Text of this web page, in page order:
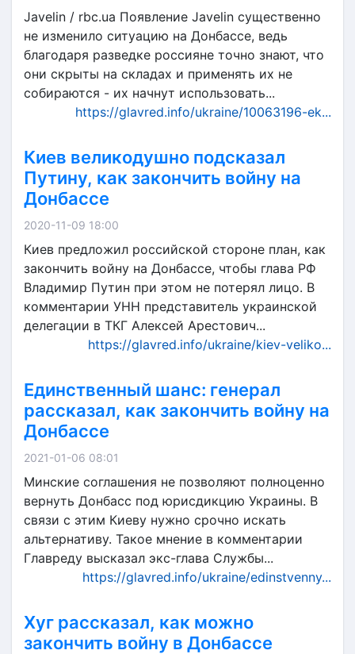
Javelin / rbc.ua Появление Javelin существенно
не изменило ситуацию на Донбассе, ведь
благодаря разведке россияне точно знают, что
они скрыты на складах и применять их не
собираются - их начнут использовать...
https://glavred.info/ukraine/10063196-ek...
Киев великодушно подсказал
Путину, как закончить войну на
Донбассе
2020-11-09 18:00
Киев предложил российской стороне план, как
закончить войну на Донбассе, чтобы глава РФ
Владимир Путин при этом не потерял лицо. В
комментарии УНН представитель украинской
делегации в ТКГ Алексей Арестович...
https://glavred.info/ukraine/kiev-veliko...
Единственный шанс: генерал
рассказал, как закончить войну на
Донбассе
2021-01-06 08:01
Минские соглашения не позволяют полноценно
вернуть Донбасс под юрисдикцию Украины. В
связи с этим Киеву нужно срочно искать
альтернативу. Такое мнение в комментарии
Главреду высказал экс-глава Службы...
https://glavred.info/ukraine/edinstvenny...
Хуг рассказал, как можно
закончить войну в Донбассе